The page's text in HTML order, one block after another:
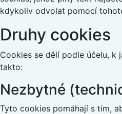
kdykoliv odvolat pomocí
Druhy cookies
Cookies se dělí podle účelu, k
takto:
Nezbytné
Tyto cookies pomáhají s tím,